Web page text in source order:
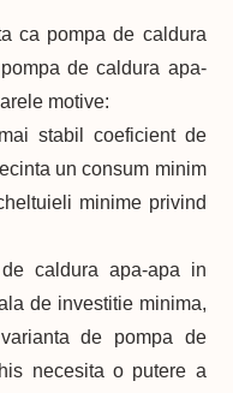
ca pompa de caldura
de caldura apa-
motive:
stabil coeficient de
un consum minim
minime privind
caldura apa-apa in
de investitie minima,
de pompa de
necesita o putere a